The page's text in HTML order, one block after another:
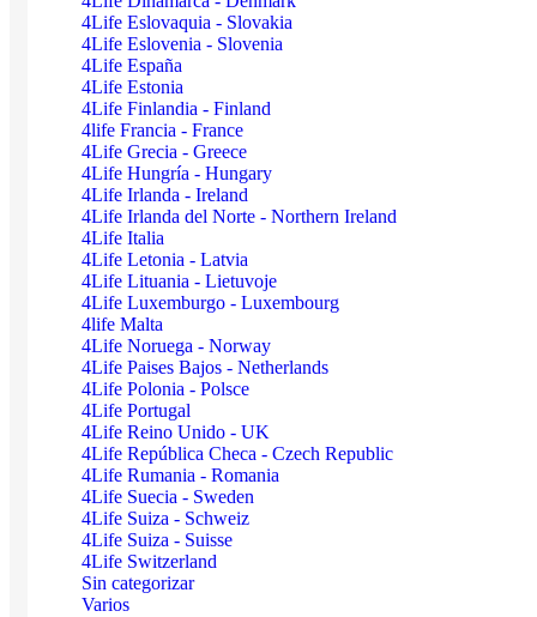
4Life Eslovaquia - Slovakia
4Life Eslovenia - Slovenia
4Life España
4Life Estonia
4Life Finlandia - Finland
4life Francia - France
4Life Grecia - Greece
4Life Hungría - Hungary
4Life Irlanda - Ireland
4Life Irlanda del Norte - Northern Ireland
4Life Italia
4Life Letonia - Latvia
4Life Lituania - Lietuvoje
4Life Luxemburgo - Luxembourg
4life Malta
4Life Noruega - Norway
4Life Paises Bajos - Netherlands
4Life Polonia - Polsce
4Life Portugal
4Life Reino Unido - UK
4Life República Checa - Czech Republic
4Life Rumania - Romania
4Life Suecia - Sweden
4Life Suiza - Schweiz
4Life Suiza - Suisse
4Life Switzerland
Sin categorizar
Varios